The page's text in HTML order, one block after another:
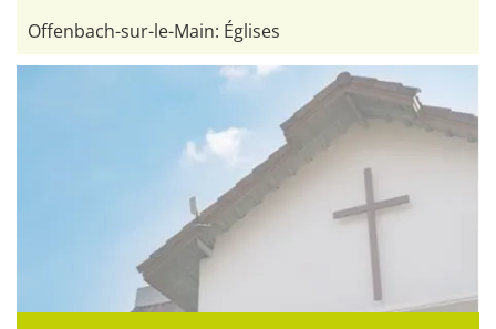
Offenbach-sur-le-Main: Églises